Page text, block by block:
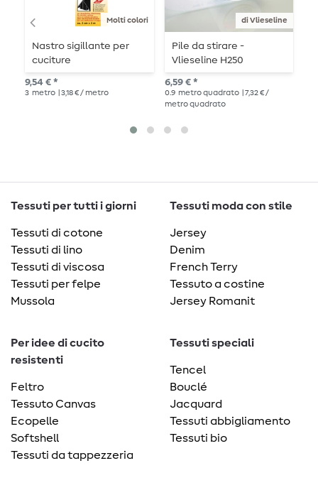
Molti colori
Nastro sigillante per
cuciture
9,54 € *
3 metro | 3,18 € / metro
di Vlieseline
Pile da stirare -
Vlieseline H250
6,59 € *
0.9 metro quadrato
| 7,32 € /
metro quadrato
Tessuti per tutti i giorni
Tessuti di cotone
Tessuti di lino
Tessuti di viscosa
Tessuti per felpe
Mussola
Tessuti moda con stile
Jersey
Denim
French Terry
Tessuto a costine
Jersey Romanit
Per idee di cucito
resistenti
Feltro
Tessuto Canvas
Ecopelle
Softshell
Tessuti da tappezzeria
Tessuti speciali
Tencel
Bouclé
Jacquard
Tessuti abbigliamento
Tessuti bio